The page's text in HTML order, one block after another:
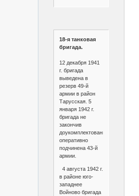
18-я танковая
бригада.
12 декабря 1941
г. бригада
выведена в
резерв 49-й
армии в район
Тарусская. 5
января 1942 г.
бригада не
закончив
доукомплектование
оперативно
подчинена 43-й
армии.
4 августа 1942 г.
в районе юго-
западнее
Войново бригада